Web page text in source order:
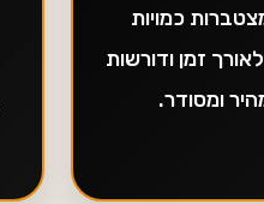
כמויות
זמן ודורשות
ומסודר.